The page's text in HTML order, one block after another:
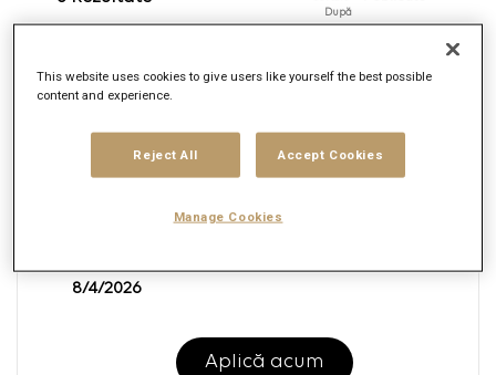
După
Copy Editor
ID cerere:169362
Brand
Mars United Commerce
Localitate
8/4/2026
Aplică acum
This website uses cookies to give users like yourself the best possible
content and experience.
Reject All Accept Cookies
Manage Cookies